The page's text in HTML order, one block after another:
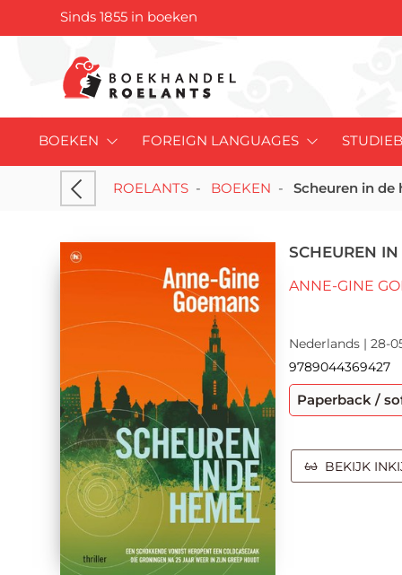
Sinds 1855 in boeken
BOEKEN FOREIGN LANGUAGES
ROELANTS - BOEKEN - Scheuren in de
SCHEUREN
ANNE-GINE
Nederlands | 28-
9789044369427
Paperback /
BEKIJK